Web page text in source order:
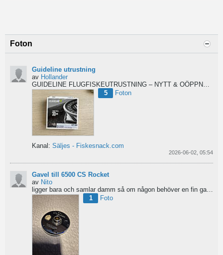
Foton
Guideline utrustning
av Hollander
5
Foton
Kanal: Säljes - Fiskesnack.com
2026-06-02, 05:54
Gavel till 6500 CS Rocket
av Nito
ligger bara och samlar damm så om någon behöver en fin gavel är det bara att hotja till, enklast på...
1
Foto